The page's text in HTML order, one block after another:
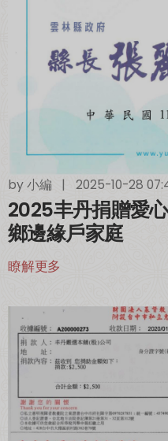
by小編 | 2025-10-28
2025丰丹捐贈愛
鄉邊緣戶家庭
瞭解更多